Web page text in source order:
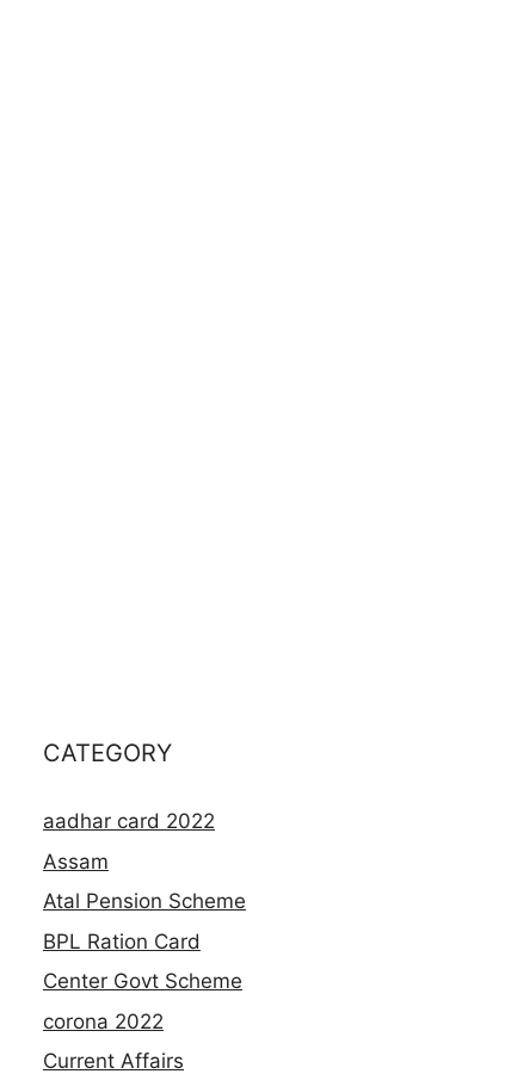
CATEGORY
aadhar card 2022
Assam
Atal Pension Scheme
BPL Ration Card
Center Govt Scheme
corona 2022
Current Affairs